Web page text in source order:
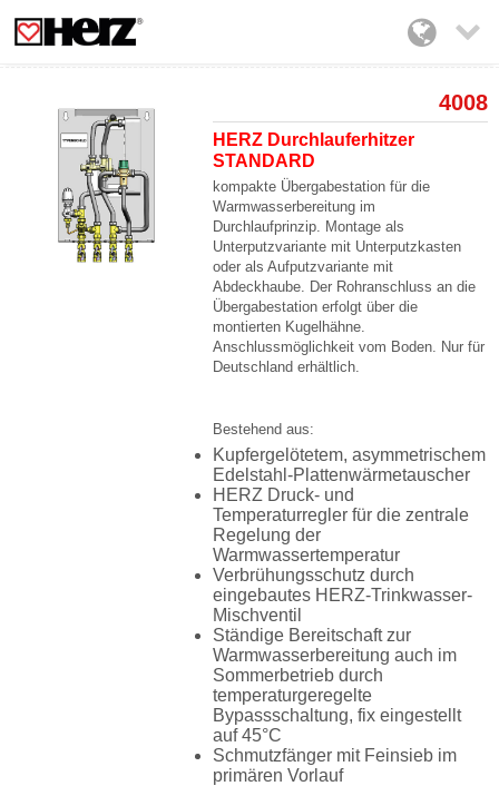

4008
HERZ Durchlauferhitzer
STANDARD
kompakte Übergabestation für die
Warmwasserbereitung im
Durchlaufprinzip. Montage als
Unterputzvariante mit Unterputzkasten
oder als Aufputzvariante mit
Abdeckhaube. Der Rohranschluss an die
Übergabestation erfolgt über die
montierten Kugelhähne.
Anschlussmöglichkeit vom Boden. Nur für
Deutschland erhältlich.
Bestehend aus:
Kupfergelötetem, asymmetrischem
Edelstahl-Plattenwärmetauscher
HERZ Druck- und
Temperaturregler für die zentrale
Regelung der
Warmwassertemperatur
Verbrühungsschutz durch
eingebautes HERZ-Trinkwasser-
Mischventil
Ständige Bereitschaft zur
Warmwasserbereitung auch im
Sommerbetrieb durch
temperaturgeregelte
Bypassschaltung, fix eingestellt
auf 45°C
Schmutzfänger mit Feinsieb im
primären Vorlauf